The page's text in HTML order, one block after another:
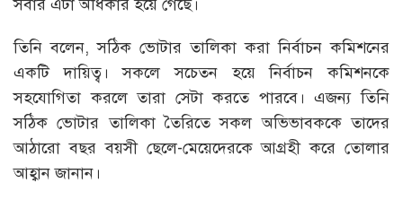
সবার এটা অধিকার হয়ে গেছে।
তিনি বলেন, সঠিক ভোটার তালিকা করা নির্বাচন কমিশনের
একটি দায়িত্ব। সকলে সচেতন হয়ে নির্বাচন কমিশনকে
সহযোগিতা করলে তারা সেটা করতে পারবে। এজন্য তিনি
সঠিক ভোটার তালিকা তৈরিতে সকল অভিভাবককে তাদের
আঠারো বছর বয়সী ছেলে-মেয়েদেরকে আগ্রহী করে তোলার
আহ্বান জানান।